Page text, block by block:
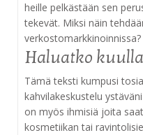
heille pelkästään sen
tekevät. Miksi näin
verkostomarkkinoinnissa?
Haluatko
Tämä teksti kumpusi
kahvilakeskustelu
on myös ihmisiä joita
kosmetiikan tai